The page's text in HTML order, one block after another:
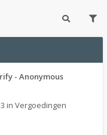
- Anonymous
in Vergoedingen